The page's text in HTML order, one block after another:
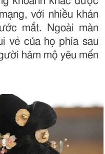
với nhiều khán
mắt. Ngoài màn
vẻ của họ phía sau
hâm mộ yêu mến